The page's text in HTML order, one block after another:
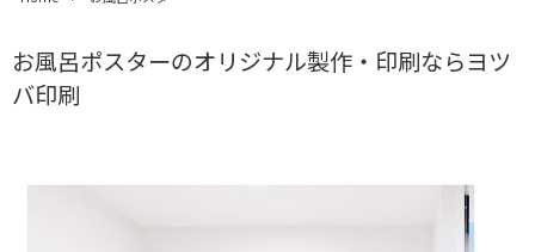
お風呂ポスターのオリジナル製作・印刷ならヨツ
バ印刷